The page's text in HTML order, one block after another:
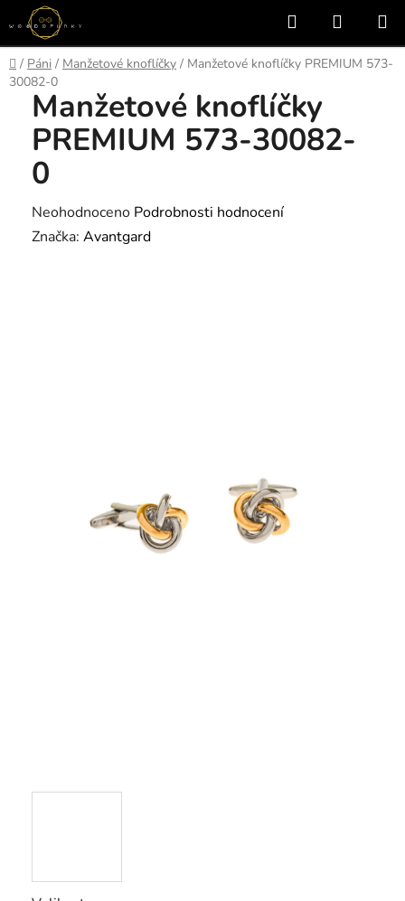
Přejít
na
obsah
Hledat
KOŠÍK
Domů
/ Páni / Manžetové knoflíčky / Manžetové knoflíčky PREMIUM 573-
30082-0
Manžetové knoflíčky
PREMIUM 573-30082-
0
Průměrné
hodnocení
Neohodnoceno Podrobnosti hodnocení
Značka: Avantgard